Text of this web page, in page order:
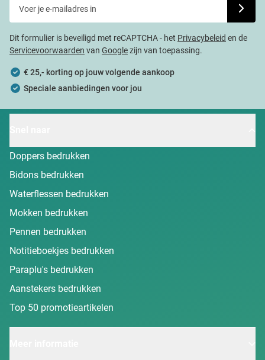
Dit formulier is beveiligd met reCAPTCHA - het Privacybeleid en de
Servicevoorwaarden van Googlezijn van toepassing.
€ 25,- korting op jouw volgende aankoop
Speciale aanbiedingen voor jou
Doppers bedrukken
Bidons bedrukken
Waterflessen bedrukken
Mokken bedrukken
Pennen bedrukken
Notitieboekjes bedrukken
Paraplu's bedrukken
Aanstekers bedrukken
Top 50 promotieartikelen